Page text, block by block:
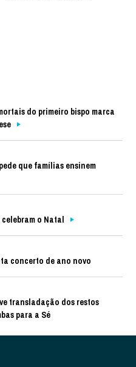
do primeiro bispo marca
que famílias ensinem
o Natal
concerto de ano novo
transladação dos restos
para a Sé